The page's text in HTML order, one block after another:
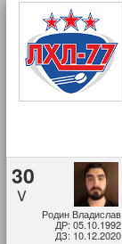
30
V
Родин Владислав
ДР: 05.10.1992
ДЗ: 10.12.2020